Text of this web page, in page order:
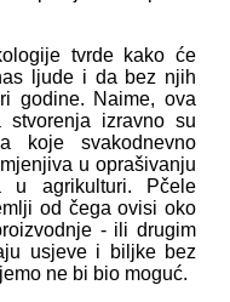
tvrde kako će
ljude i da bez njih
godine. Naime, ova
stvorenja izravno su
koje svakodnevno
u oprašivanju
u agrikulturi. Pčele
od čega ovisi oko
- ili drugim
usjeve i biljke bez
ne bi bio moguć.